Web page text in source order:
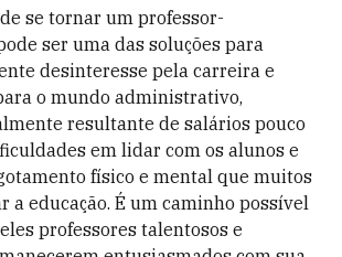
se tornar um professor-
ser uma das soluções para
desinteresse pela carreira e
o mundo administrativo,
resultante de salários pouco
em lidar com os alunos e
físico e mental que muitos
a educação. É um caminho possível
professores talentosos e